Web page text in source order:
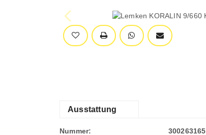
Ausstattung
Nummer:
300263165